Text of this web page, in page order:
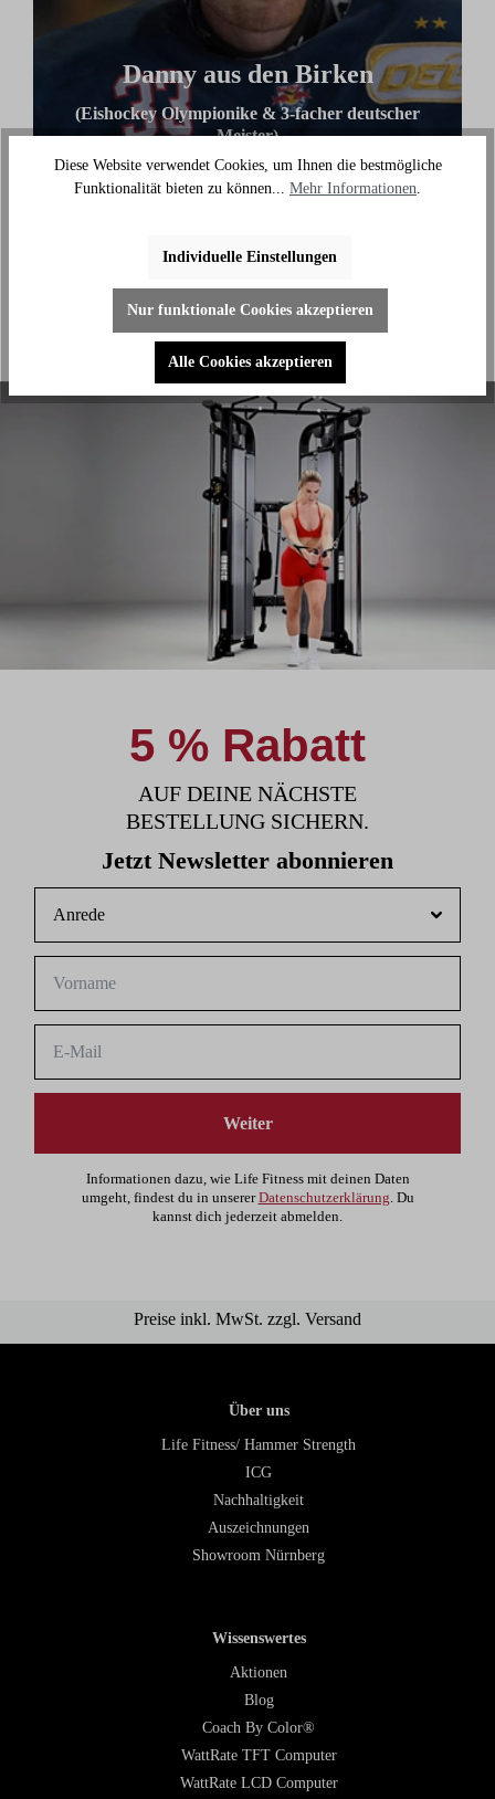
Danny aus den Birken
(Eishockey Olympionike & 3-facher deutscher
Meister)
"Ich benutze das Bike jeden Tag und es hilft mir
außerhalb des Eises an meiner Fitness zu arbeiten."
5 % Rabatt
AUF DEINE NÄCHSTE
BESTELLUNG SICHERN.
Jetzt Newsletter abonnieren
Weiter
Informationen dazu, wie Life Fitness mit deinen Daten
umgeht, findest du in unsererDatenschutzerklärung. Du
kannst dich jederzeit abmelden.
Preise inkl. MwSt. zzgl. Versand
Über uns
Life Fitness/ Hammer Strength
ICG
Nachhaltigkeit
Auszeichnungen
Showroom Nürnberg
Wissenswertes
Aktionen
Blog
Coach By Color®
WattRate TFT Computer
WattRate LCD Computer
Diese Website verwendet Cookies, um Ihnen die bestmögliche
Funktionalität bieten zu können... Mehr Informationen
Individuelle Einstellungen
Nur funktionale Cookies akzeptieren
Alle Cookies akzeptieren